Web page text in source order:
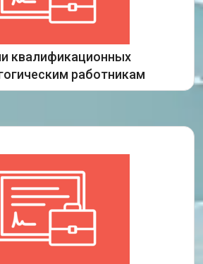
квалификационных
работникам
распоряжением министерства
Иркутской области «Об
Подробнее
года состоялось заседание
области, на котором были
аттестационные материалы
работников организаций,
образовательную деятельность
на территории Иркутской области,